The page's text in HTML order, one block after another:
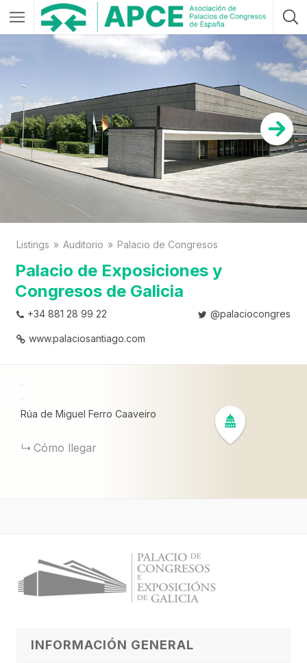
Listings Auditorio Palacio de Congresos
Palacio de Exposiciones y
Congresos de Galicia
+34 881 28 99 22 @palaciocongres
www.palaciosantiago.com
Rúa de Miguel Ferro Caaveiro
Cómo llegar
INFORMACIÓN GENERAL